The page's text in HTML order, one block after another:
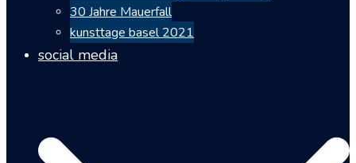
30 Jahre Mauerfall
kunsttage basel 2021
social media